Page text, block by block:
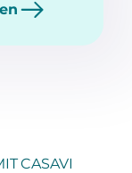
CASAVI